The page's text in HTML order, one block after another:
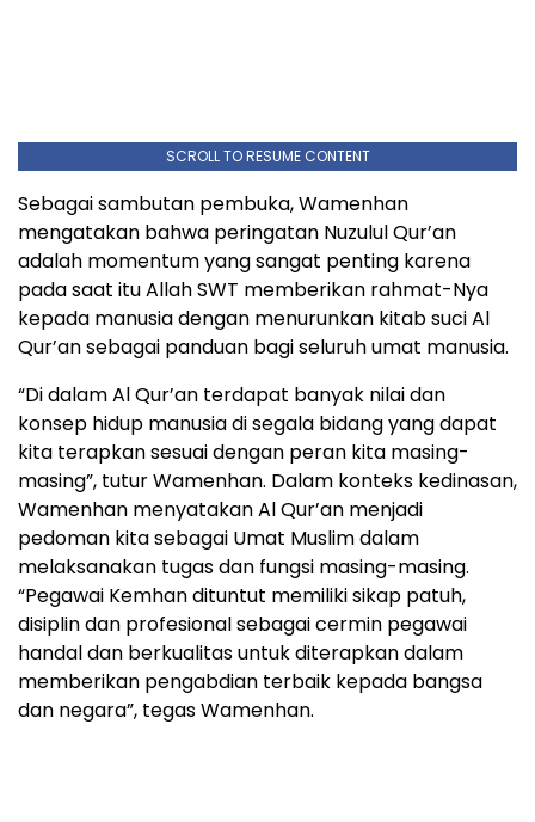
SCROLL TO RESUME CONTENT
Sebagai sambutan pembuka, Wamenhan
mengatakan bahwa peringatan Nuzulul Qur’an
adalah momentum yang sangat penting karena
pada saat itu Allah SWT memberikan rahmat-Nya
kepada manusia dengan menurunkan kitab suci Al
Qur’an sebagai panduan bagi seluruh umat manusia.
“Di dalam Al Qur’an terdapat banyak nilai dan
konsep hidup manusia di segala bidang yang dapat
kita terapkan sesuai dengan peran kita masing-
masing”, tutur Wamenhan. Dalam konteks kedinasan,
Wamenhan menyatakan Al Qur’an menjadi
pedoman kita sebagai Umat Muslim dalam
melaksanakan tugas dan fungsi masing-masing.
“Pegawai Kemhan dituntut memiliki sikap patuh,
disiplin dan profesional sebagai cermin pegawai
handal dan berkualitas untuk diterapkan dalam
memberikan pengabdian terbaik kepada bangsa
dan negara”, tegas Wamenhan.